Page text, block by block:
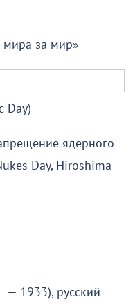
за мир»
Day)
ядерного
Day, Hiroshima
1933), русский